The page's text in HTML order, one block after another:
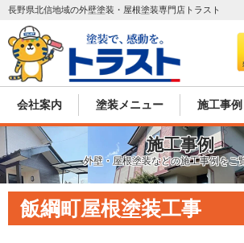
長野県北信地域の外壁塗装・屋根塗装専門店トラスト
会社案内 塗装メニュー 施工事例
施工事例
外壁・屋根塗装などの施工事例をご
飯綱町屋根塗装工事